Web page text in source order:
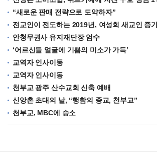
“새로운 판매 전략으로 도약하자”
전교인이 전도하는 2019년, 여성회 새교인 증
안청무권사 유지재단장 엄수
‘어르신들 얼굴에 기쁨의 미소가 가득’
교역자 인사이동
교역자 인사이동
천부교 광주 산수교회 신축 예배
신앙촌 초대의 날, “행함의 종교, 천부교”
천부교, MBC에 승소